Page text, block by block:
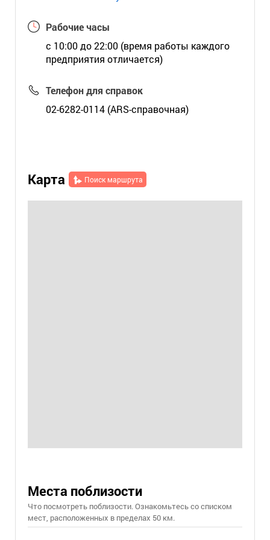
Рабочие часы
с 10:00 до 22:00 (время работы каждого
предприятия отличается)
Телефон для справок
02-6282-0114 (ARS-справочная)
Карта Поиск маршрута
Места поблизости
Что посмотреть поблизости. Ознакомьтесь со списком
мест, расположенных в пределах 50 км.